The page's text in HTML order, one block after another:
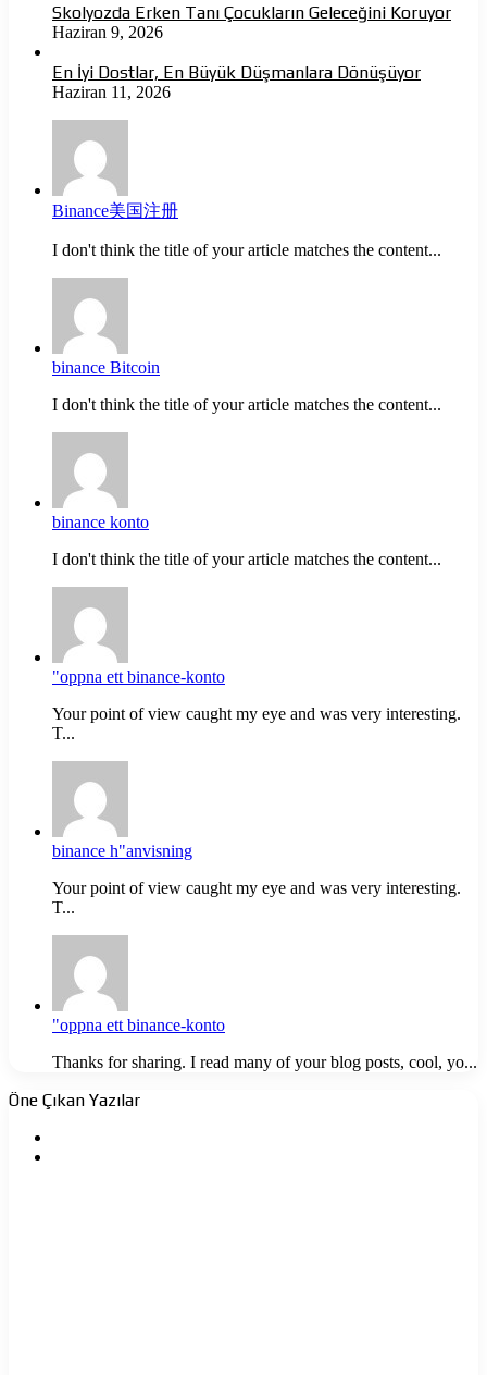
Skolyozda Erken Tanı Çocukların Geleceğini Koruyor
Haziran 9, 2026
En İyi Dostlar, En Büyük Düşmanlara Dönüşüyor
Haziran 11, 2026
Binance美国注册
I don't think the title of your article matches the content...
binance Bitcoin
I don't think the title of your article matches the content...
binance konto
I don't think the title of your article matches the content...
"oppna ett binance-konto
Your point of view caught my eye and was very interesting.
T...
binance h"anvisning
Your point of view caught my eye and was very interesting.
T...
"oppna ett binance-konto
Thanks for sharing. I read many of your blog posts, cool, yo...
Öne Çıkan Yazılar